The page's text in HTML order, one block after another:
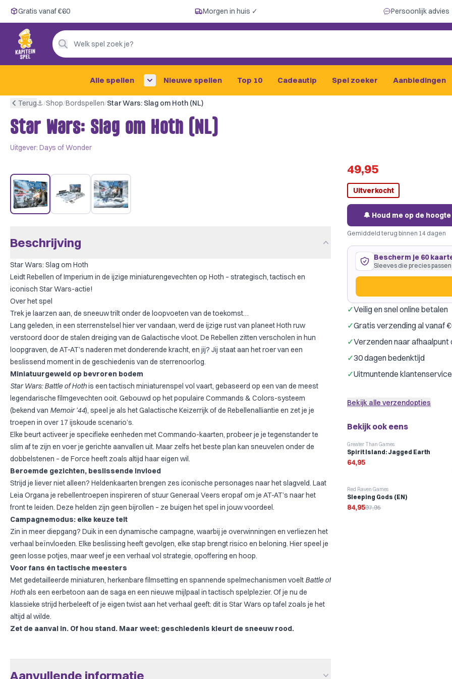
Gratis vanaf €60
Morgen in huis ✓
Persoonlijk advies
4,9/5 —
200+ beoordelingen
Gratis vanaf €60 Morgen in huis ✓ Persoonlijk advies
Welk spel zoek je?
Alle spellen Nieuwe spellen Top 10 Cadeautip Spel zoeker Aanbiedingen
Terug⚓︎/Shop/Bordspellen/Star Wars: Slag om Hoth (NL)
Star Wars: Slag om Hoth (NL)
Uitgever: Days of Wonder
Beschrijving
Star Wars: Slag om Hoth
Leidt Rebellen of Imperium in de ijzige miniaturengevechten op Hoth – strategisch, tactisch en
iconisch Star Wars-actie!
Over het spel
Trek je laarzen aan, de sneeuw trilt onder de loopvoeten van de toekomst…
Lang geleden, in een sterrenstelsel hier ver vandaan, werd de ijzige rust van planeet Hoth ruw
verstoord door de stalen dreiging van de Galactische vloot. De Rebellen zitten verscholen in hun
loopgraven, de AT-AT’s naderen met donderende kracht, en jij? Jij staat aan het roer van een
beslissend moment in de geschiedenis van de sterrenoorlog.
Miniatuurgeweld op bevroren bodem
Star Wars: Battle of Hothis een tactisch miniaturenspel vol vaart, gebaseerd op een van de meest
legendarische filmgevechten ooit. Gebouwd op het populaire Commands & Colors-systeem
(bekend van Memoir ’44), speel je als het Galactische Keizerrijk of de Rebellenalliantie en zet je je
troepen in over 17 ijskoude scenario’s.
Elke beurt activeer je specifieke eenheden met Commando-kaarten, probeer je je tegenstander te
slim af te zijn en voer je gerichte aanvallen uit. Maar zelfs het beste plan kan sneuvelen onder de
dobbelstenen – de Force heeft zoals altijd haar eigen wil.
Beroemde gezichten, beslissende invloed
Strijd je liever niet alleen? Heldenkaarten brengen zes iconische personages naar het slagveld. Laat
Leia Organa je rebellentroepen inspireren of stuur Generaal Veers eropaf om je AT-AT’s naar het
front te leiden. Deze helden zijn geen bijrollen – ze buigen het spel in jouw voordeel.
Campagnemodus: elke keuze telt
Zin in meer diepgang? Duik in een dynamische campagne, waarbij je overwinningen en verliezen het
verhaal beïnvloeden. Elke beslissing heeft gevolgen, elke stap brengt risico en beloning. Hier speel je
geen losse potjes, maar weef je een verhaal vol strategie, opoffering en hoop.
Voor fans én tactische meesters
Met gedetailleerde miniaturen, herkenbare filmsetting en spannende spelmechanismen voelt Battle of
Hothals een eerbetoon aan de saga en een nieuwe mijlpaal in tactisch spelplezier. Of je nu de
klassieke strijd herbeleeft of je eigen twist aan het verhaal geeft: dit is Star Wars op tafel zoals je het
altijd al wilde.
Zet de aanval in. Of hou stand. Maar weet: geschiedenis kleurt de sneeuw rood.
Aanvullende informatie
49,95
Uitverkocht
🔔 Houd me op de hoogte
Gemiddeld terug binnen 14 dagen
Bescherm je 60
Sleeves die precies passen
60 kaarten
past precies·GameGenic
Merk: Gamegenic
✓Veilig en snel online betalen
✓Gratis verzending al vanaf
✓Verzenden naar afhaalpunt
✓30 dagen bedenktijd
✓Uitmuntende klantenservice
Bekijk alle verzendopties
Bekijk ook eens
Greater Than Games
Spirit Island: Jagged Earth
64,95
-13%
Red Raven Games
Sleeping Gods (EN)
84,9597,95